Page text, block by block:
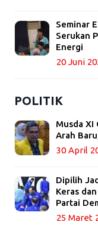
Seminar
Serukan
Energi
20 Juni
POLITIK
Musda XI
Arah
30 April
Dipilih
Keras
Partai
25 Maret